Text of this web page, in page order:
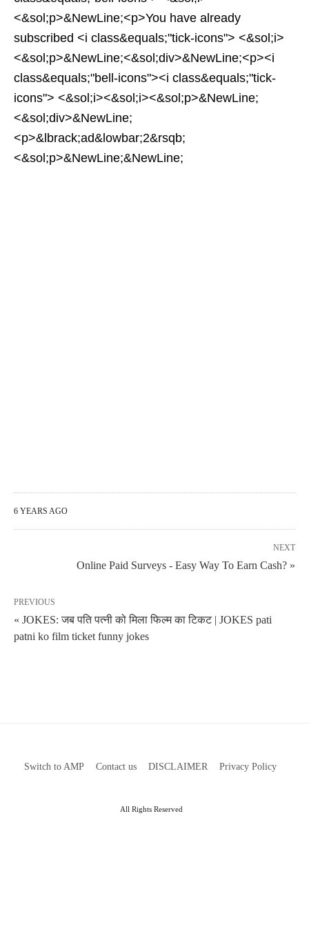
<&sol;p>&NewLine;<p>You have already
subscribed <i class&equals;"tick-icons"> <&sol;i>
<&sol;p>&NewLine;<&sol;div>&NewLine;<p><i
class&equals;"bell-icons"><i class&equals;"tick-
icons"> <&sol;i><&sol;i><&sol;p>&NewLine;
<&sol;div>&NewLine;
<p>&lbrack;ad&lowbar;2&rsqb;
<&sol;p>&NewLine;&NewLine;
6 YEARS AGO
NEXT
Online Paid Surveys - Easy Way To Earn Cash? »
PREVIOUS
« JOKES: जब पति पत्नी को मिला फिल्म का टिकट | JOKES pati
patni ko film ticket funny jokes
Switch to AMP Contact us DISCLAIMER Privacy Policy
All Rights Reserved